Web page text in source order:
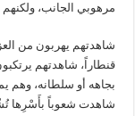
مرهوبي الجانب، ولكنهم
شاهدتهم يهربون من
قنطاراً، شاهدتهم
بجاهه أو سلطانه، وهم
شاهدت شعوباً بأَسْرِها